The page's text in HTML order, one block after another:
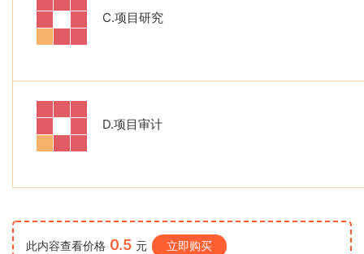
C.项目研究
D.项目审计
此内容查看价格 0.5 元 立即购买